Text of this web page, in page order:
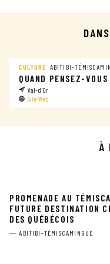
CULTURE ABITIBI-
QUAND PENSEZ-VOUS
Val-d’Or
Site Web
À
PROMENADE AU
FUTURE DESTINATION
DES QUÉBÉCOIS
ABITIBI-TÉMISCAMINGUE